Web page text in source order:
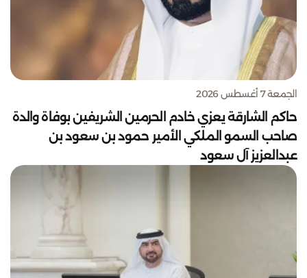
الجمعة 7 أغسطس 2026
حاكم الشارقة يعزي خادم الحرمين الشريفين بوفاة والدة
صاحب السمو الملكي الأمير حمود بن سعود بن
عبدالعزيز آل سعود